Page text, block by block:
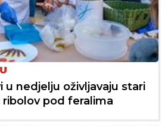
u nedjelju oživljavaju stari
ribolov pod feralima